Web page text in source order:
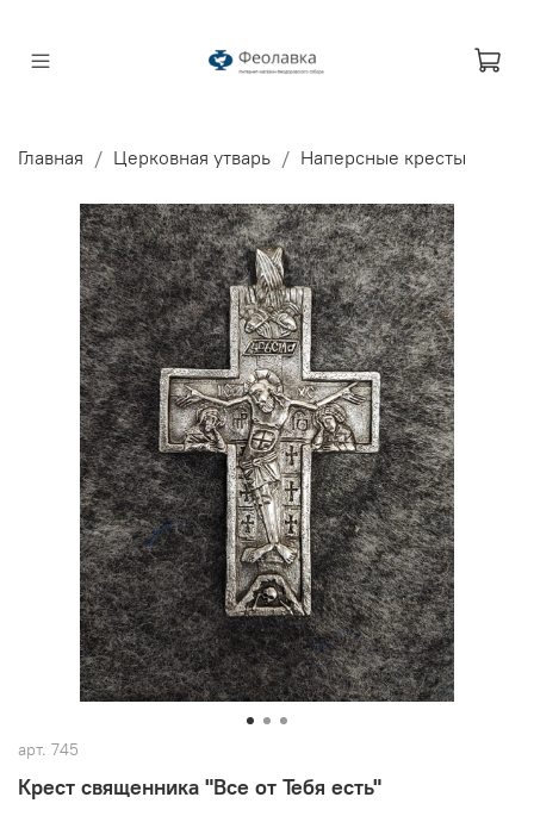
Главная Церковная утварь Наперсные кресты
арт. 745
Крест священника "Все от Тебя есть"